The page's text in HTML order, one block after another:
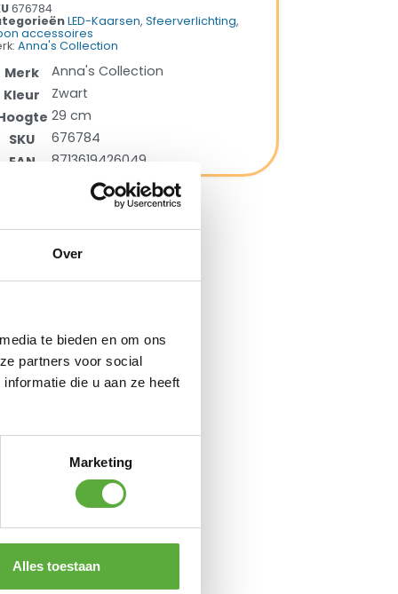
Over
te bieden en om ons
partners voor social
die u aan ze heeft
Marketing
Alles toestaan
676784
LED-Kaarsen, Sfeerverlichting,
accessoires
Anna's Collection
Merk
Anna's Collection
Kleur
Zwart
29 cm
SKU
676784
EAN
8713619426049